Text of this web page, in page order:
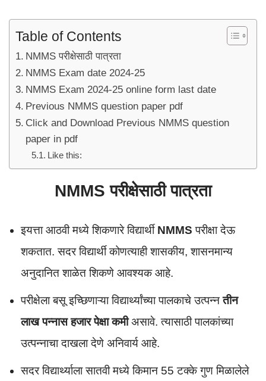
Table of Contents
NMMS परीक्षेसाठी पात्रता
NMMS Exam date 2024-25
NMMS Exam 2024-25 online form last date
Previous NMMS question paper pdf
Click and Download Previous NMMS question
paper in pdf
Like this:
NMMS परीक्षेसाठी पात्रता
इयत्ता आठवी मध्ये शिकणारे विद्यार्थी NMMS परीक्षा देऊ
शकतात. सदर विद्यार्थी कोणत्याही शासकीय, शासनमान्य
अनुदानित शाळेत शिकणे आवश्यक आहे.
परीक्षेला बसू इच्छिणाऱ्या विद्यार्थ्यांच्या पालकाचे उत्पन्नतीन
लाख पन्नास हजार पेक्षा कमीअसावे. त्यासाठी पालकांच्या
उत्पन्नाचा दाखला देणे अनिवार्य आहे.
सदर विद्यार्थ्याला सातवी मध्ये किमान 55 टक्के गुण मिळालेले